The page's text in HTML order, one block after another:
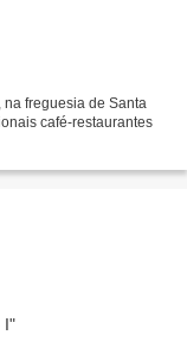
freguesia de Santa
café-restaurantes